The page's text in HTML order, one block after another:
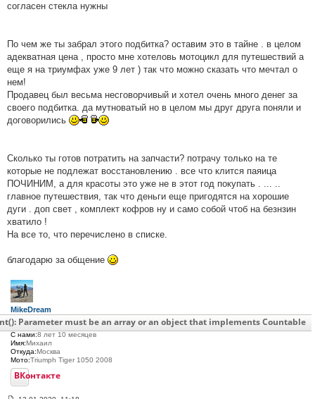
согласен стекла нужны
По чем же ты забрал этого подбитка? оставим это в тайне . в целом
адекватная цена , просто мне хотеловь мотоцикл для путешествий а
еще я на триумфах уже 9 лет ) так что можно сказать что мечтал о
нем!
Продавец был весьма несговорчивый и хотел очень много денег за
своего подбитка. да мутноватый но в целом мы друг друга поняли и
договорились
Сколько ты готов потратить на запчасти? потрачу только на те
которые не подлежат восстановлению . все что клится паяица
ПОЧИНИМ, а для красоты это уже не в этот год покупать . ... ..
главное путешествия, так что деньги еще пригодятся на хорошие
дуги . доп свет , комплект кофров ну и само собой чтоб на безнзин
хватило !
На все то, что перечислено в списке.
благодарю за общение
MikeDream
Возраст:49
Сообщения:228
С нами:8 лет 10 месяцев
Имя:Михаил
Откуда:Москва
Мото:Triumph Tiger 1050 2008
ВКонтакте
Parameter must be an array or an object that implements Countable